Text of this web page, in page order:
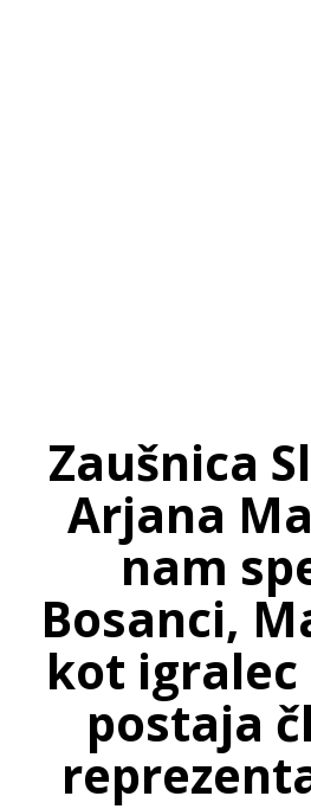
Zaušnica
Arjana
nam
Bosanci,
kot igralec
postaja